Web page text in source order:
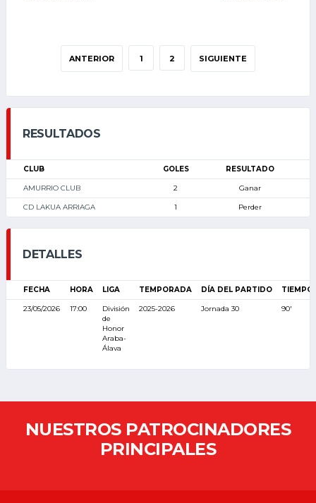
ANTERIOR 1 2 SIGUIENTE
RESULTADOS
CLUB GOLES RESULTADO
AMURRIO CLUB 2 Ganar
CD LAKUA ARRIAGA 1 Perder
DETALLES
FECHA HORA LIGA TEMPORADA DÍA DEL PARTIDO TIEMPO
23/05/2026 17:00
División
de
Honor
Araba-
Álava
2025-2026 Jornada 30 90'
NUESTROS PATROCINADORES
PRINCIPALES